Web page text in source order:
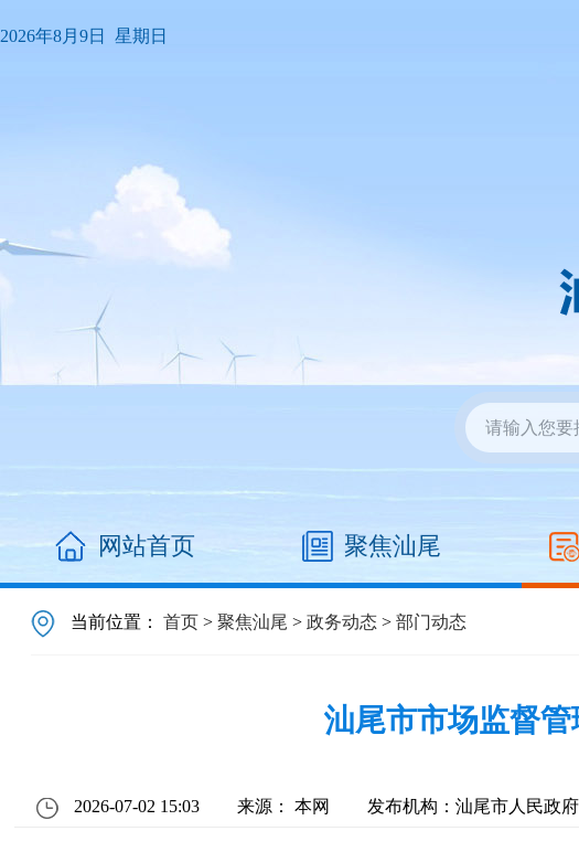
2026年8月9日 星期日
网站首页 聚焦汕尾
当前位置：首页 >聚焦汕尾 >政务动态 >部门动态
汕尾市市场监督
2026-07-02 15:03 来源： 本网 发布机构：汕尾市人民政